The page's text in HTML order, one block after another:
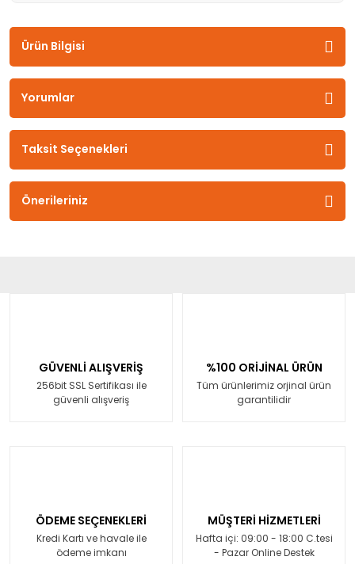
Ürün Bilgisi
Yorumlar
Taksit Seçenekleri
Önerileriniz
GÜVENLİ ALIŞVERİŞ
256bit SSL Sertifikası ile
güvenli alışveriş
%100 ORİJİNAL ÜRÜN
Tüm ürünlerimiz orjinal ürün
garantilidir
ÖDEME SEÇENEKLERİ
Kredi Kartı ve havale ile
ödeme imkanı
MÜŞTERİ HİZMETLERİ
Hafta içi: 09:00 - 18:00 C.tesi
- Pazar Online Destek